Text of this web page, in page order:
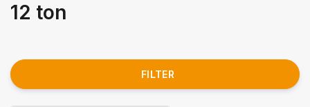
12 ton
FILTER